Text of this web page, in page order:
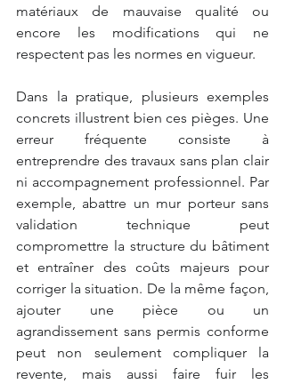
matériaux de mauvaise qualité ou
encore les modifications qui ne
respectent pas les normes en vigueur.
Dans la pratique, plusieurs exemples
concrets illustrent bien ces pièges. Une
erreur fréquente consiste à
entreprendre des travaux sans plan clair
ni accompagnement professionnel. Par
exemple, abattre un mur porteur sans
validation technique peut
compromettre la structure du bâtiment
et entraîner des coûts majeurs pour
corriger la situation. De la même façon,
ajouter une pièce ou un
agrandissement sans permis conforme
peut non seulement compliquer la
revente, mais aussi faire fuir les